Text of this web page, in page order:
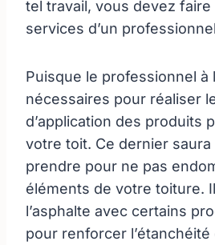
tel travail, vous devez faire
services d’un
Puisque le professionnel à
nécessaires pour réaliser
d’application des produits
votre toit. Ce dernier saura
prendre pour ne pas
éléments de votre toiture.
l’asphalte avec certains
pour renforcer